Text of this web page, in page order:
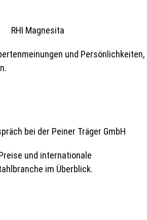
und Persönlichkeiten,
und internationale
im Überblick.